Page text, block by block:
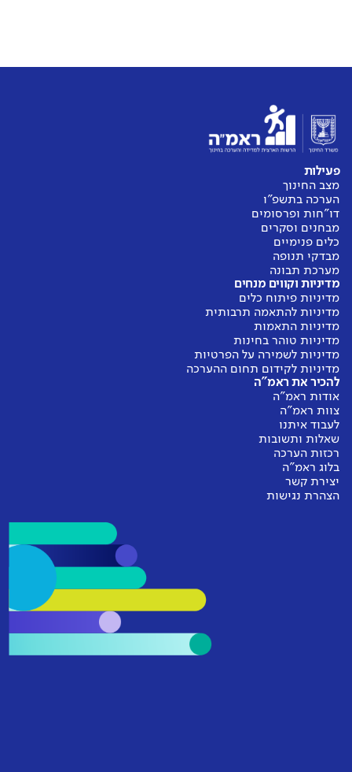
פעילות
מצב החינוך
הערכה בתשפ"ו
דו"חות ופרסומים
מבחנים וסקרים
כלים פנימיים
מבדקי תנופה
מערכת תבונה
מדיניות וקווים מנחים
מדיניות פיתוח כלים
מדיניות להתאמה תרבותית
מדיניות התאמות
מדיניות טוהר בחינות
מדיניות לשמירה על הפרטיות
מדיניות לקידום תחום ההערכה
להכיר את ראמ"ה
אודות ראמ"ה
צוות ראמ"ה
לעבוד איתנו
שאלות ותשובות
רכזות הערכה
בלוג ראמ"ה
יצירת קשר
הצהרת נגישות